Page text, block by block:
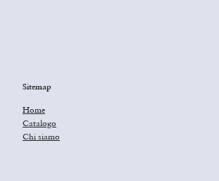
Sitemap
Home
Catalogo
Chi siamo